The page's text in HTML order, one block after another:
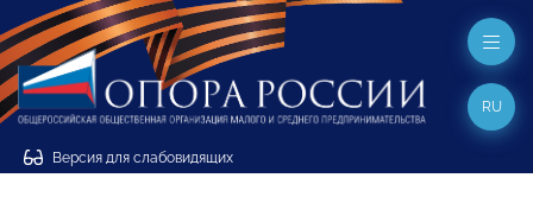
Версия для слабовидящих
RU